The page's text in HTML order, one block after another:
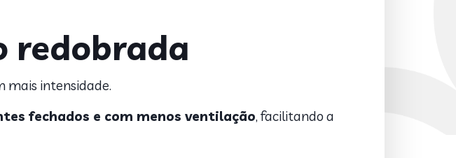
redobrada
mais intensidade.
fechados e com menos ventilação, facilitando a